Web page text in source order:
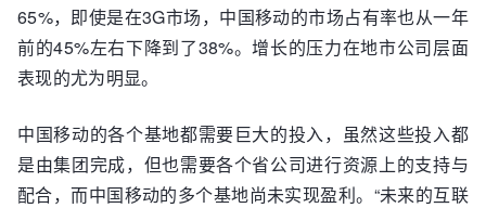
65%，即使是在3G市场，中国移动的市场占有率也从一年
前的45%左右下降到了38%。增长的压力在地市公司层面
表现的尤为明显。
中国移动的各个基地都需要巨大的投入，虽然这些投入都
是由集团完成，但也需要各个省公司进行资源上的支持与
配合，而中国移动的多个基地尚未实现盈利。“未来的互联